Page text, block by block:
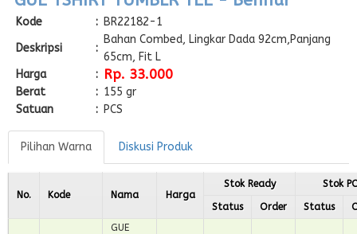
Kode : BR22182-1
Deskripsi
:
Bahan Combed, Lingkar Dada 92cm,Panjang
65cm, Fit L
Harga
: Rp. 33.000
Berat : 155 gr
Satuan
: PCS
Pilihan Warna Diskusi Produk
No. Kode Nama Harga
Stok Ready Stok
Status Order Status
GUE